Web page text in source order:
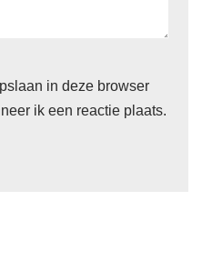
in deze browser
ik een reactie plaats.